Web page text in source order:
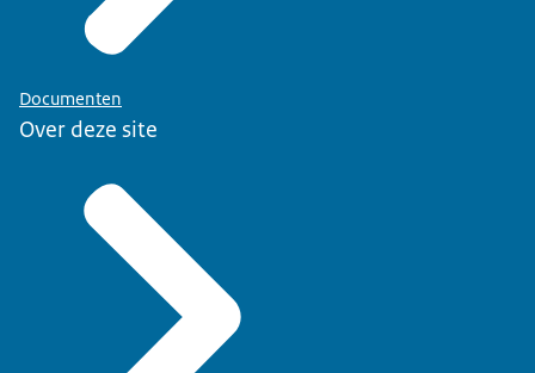
Documenten
Over deze site